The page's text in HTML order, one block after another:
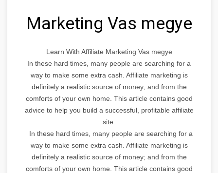
Marketing Vas megye
Learn With Affiliate Marketing Vas megye
In these hard times, many people are searching for a
way to make some extra cash. Affiliate marketing is
definitely a realistic source of money; and from the
comforts of your own home. This article contains good
advice to help you build a successful, profitable affiliate
site.
In these hard times, many people are searching for a
way to make some extra cash. Affiliate marketing is
definitely a realistic source of money; and from the
comforts of your own home. This article contains good